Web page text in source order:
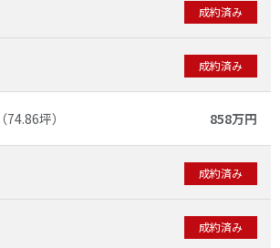
成約済み
成約済み
坪） 858万円
成約済み
成約済み